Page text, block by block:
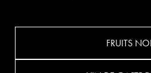
FRUITS